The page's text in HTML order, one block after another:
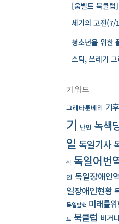
[움벨트 북클
세기의 고전
청소년을 위한
스틱, 쓰레기
키워드
그레타툰베리 기
기 난민 녹색
일 독일기사
식 독일어번
인 독일장애인
일장애인현황
독일탈핵 미래를
트 북클럽 비거